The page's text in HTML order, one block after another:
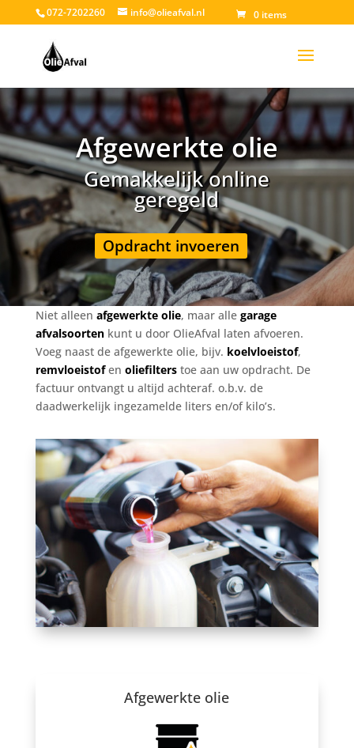
072-7202260 info@olieafval.nl 0 items
Afgewerkte olie
Gemakkelijk online
geregeld
Opdracht invoeren
Niet alleen afgewerkte olie, maar alle garage
afvalsoortenkunt u door OlieAfval laten afvoeren.
Voeg naast de afgewerkte olie, bijv. koelvloeistof,
remvloeistofen oliefilters toe aan uw opdracht. De
factuur ontvangt u altijd achteraf. o.b.v. de
daadwerkelijk ingezamelde liters en/of kilo’s.
Afgewerkte olie